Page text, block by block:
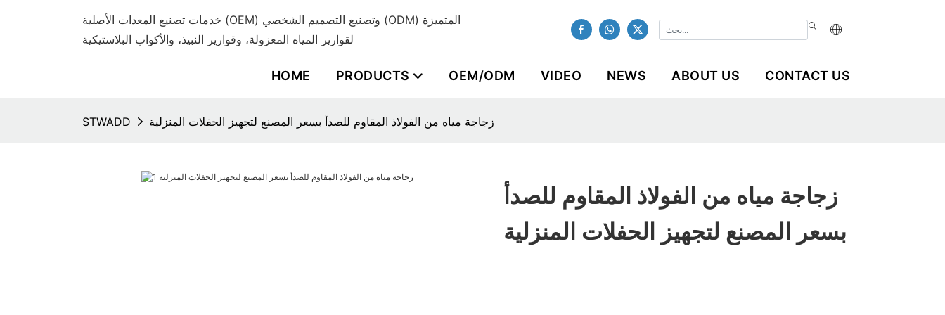
خدمات تصنيع المعدات الأصلية (OEM) وتصنيع التصميم الشخصي (ODM) المتميزة
لقوارير المياه المعزولة، وقوارير النبيذ، والأكواب البلاستيكية
HOME PRODUCTS OEM/ODM VIDEO NEWS ABOUT US CONTACT US
STWADD زجاجة مياه من الفولاذ المقاوم للصدأ بسعر المصنع لتجهيز الحفلات المنزلية
زجاجة مياه من الفولاذ المقاوم للصدأ
بسعر المصنع لتجهيز الحفلات المنزلية